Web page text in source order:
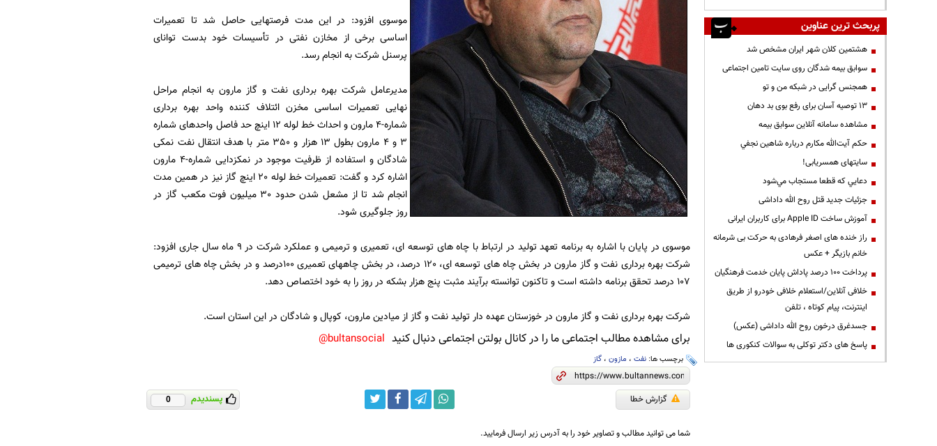
موسوی افزود: در این مدت فرصتهایی حاصل شد تا تعمیرات
اساسی برخی از مخازن نفتی در تأسیسات خود بدست توانای
پرسنل شرکت به انجام رسد.
مدیرعامل شرکت بهره برداری نفت و گاز مارون به انجام مراحل
نهایی تعمیرات اساسی مخزن ائتلاف کننده واحد بهره برداری
شماره-4 مارون و احداث خط لوله 12 اینچ حد فاصل واحدهای شماره
3 و 4 مارون بطول 13 هزار و 350 متر با هدف انتقال نفت نمکی
شادگان و استفاده از ظرفیت موجود در نمکزدایی شماره-4 مارون
اشاره کرد و گفت: تعمیرات خط لوله 20 اینچ گاز نیز در همین مدت
انجام شد تا از مشعل شدن حدود 30 میلیون فوت مکعب گاز در
روز جلوگیری شود.
موسوی در پایان با اشاره به برنامه تعهد تولید در ارتباط با چاه های توسعه ای، تعمیری و ترمیمی و عملکرد شرکت در 9 ماه سال جاری افزود:
شرکت بهره برداری نفت و گاز مارون در بخش چاه های توسعه ای، 120 درصد، در بخش چاههای تعمیری 100درصد و در بخش چاه های ترمیمی
107 درصد تحقق برنامه داشته است و تاکنون توانسته برآیند مثبت پنج هزار بشکه در روز را به خود اختصاص دهد.
شرکت بهره برداری نفت و گاز مارون در خوزستان عهده دار تولید نفت و گاز از میادین مارون، کوپال و شادگان در این استان است.
برای مشاهده مطالب اجتماعی ما را در کانال بولتن اجتماعی دنبال کنید bultansocial@
برچسب ها: نفت، مازون، گاز
گزارش خطا پسندیدم 0
شما می توانید مطالب و تصاویر خود را به آدرس زیر ارسال فرمایید.
پربحث ترین عناوین
هشتمین کلان شهر ایران مشخص شد
سوابق بیمه شدگان روی سایت تامین اجتماعی
همجنس گرایی در شبکه من و تو
13 توصیه آسان برای رفع بوی بد دهان
مشاهده سامانه آنلاين سوابق بیمه
حكم آيت‌الله مكارم درباره شاهين نجفي
سایتهای همسریابی!
دعايي كه قطعا مستجاب مي‌شود
جزئیات جدید قتل روح الله داداشی
آموزش ساخت Apple ID برای کاربران ایرانی
راز خنده های اصغر فرهادی به حرکت بی شرمانه
خانم بازیگر + عکس
پرداخت ۱۰۰ درصد پاداش پایان خدمت فرهنگیان
خلافی آنلاین/استعلام خلافی خودرو از طریق
اینترنت، پیام کوتاه ، تلفن
جسدغرق درخون روح الله داداشی (عکس)
پاسخ های دکتر توکلی به سوالات کنکوری ها